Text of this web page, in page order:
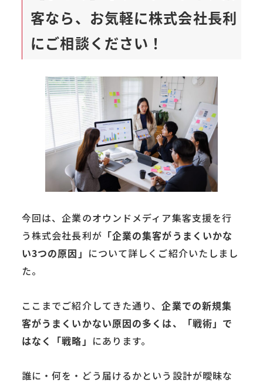
客なら、お気軽に株式会社長利
にご相談ください！
今回は、企業のオウンドメディア集客支援を行
う株式会社長利が 「企業の集客がうまくいかな
い3つの原因」 について詳しくご紹介いたしまし
た。
ここまでご紹介してきた通り、企業での新規集
客がうまくいかない原因の多くは、「戦術」で
はなく「戦略」 にあります。
誰に・何を・どう届けるかという設計が曖昧な